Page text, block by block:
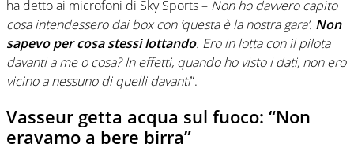
ha detto ai microfoni di Sky Sports – Non ho davvero capito
cosa intendessero dai box con ‘questa è la nostra gara’. Non
sapevo per cosa stessi lottando. Ero in lotta con il pilota
davanti a me o cosa? In effetti, quando ho visto i dati, non ero
vicino a nessuno di quelli davanti“.
Vasseur getta acqua sul fuoco: “Non
eravamo a bere birra”